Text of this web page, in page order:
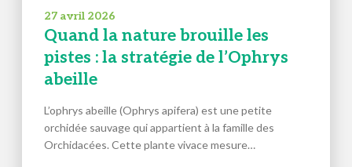
27 avril 2026
Quand la nature brouille les
pistes : la stratégie de l’Ophrys
abeille
L’ophrys abeille (Ophrys apifera) est une petite
orchidée sauvage qui appartient à la famille des
Orchidacées. Cette plante vivace mesure…